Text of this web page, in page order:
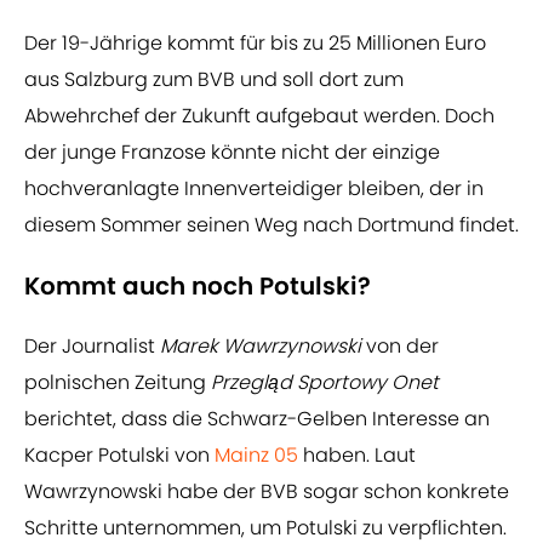
Der 19-Jährige kommt für bis zu 25 Millionen Euro
aus Salzburg zum BVB und soll dort zum
Abwehrchef der Zukunft aufgebaut werden. Doch
der junge Franzose könnte nicht der einzige
hochveranlagte Innenverteidiger bleiben, der in
diesem Sommer seinen Weg nach Dortmund findet.
Kommt auch noch Potulski?
Der Journalist Marek Wawrzynowskivon der
polnischen Zeitung Przegląd Sportowy Onet
berichtet, dass die Schwarz-Gelben Interesse an
Kacper Potulski von Mainz 05 haben. Laut
Wawrzynowski habe der BVB sogar schon konkrete
Schritte unternommen, um Potulski zu verpflichten.